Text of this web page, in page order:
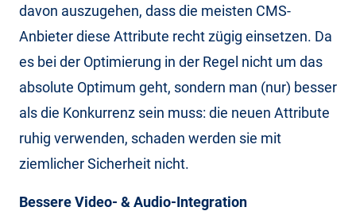
davon auszugehen, dass die meisten CMS-
Anbieter diese Attribute recht zügig einsetzen. Da
es bei der Optimierung in der Regel nicht um das
absolute Optimum geht, sondern man (nur) besser
als die Konkurrenz sein muss: die neuen Attribute
ruhig verwenden, schaden werden sie mit
ziemlicher Sicherheit nicht.
Bessere Video- & Audio-Integration